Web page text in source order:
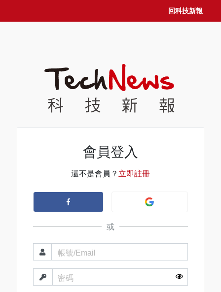
回科技新報
會員登入
還不是會員？ 立即註冊
或
帳號/Email
密碼